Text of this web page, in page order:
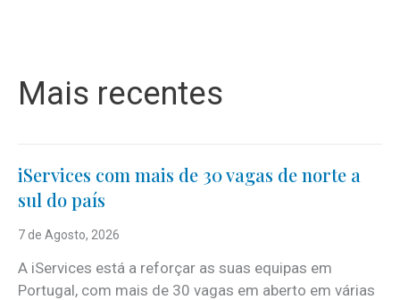
Mais recentes
iServices com mais de 30 vagas de norte a
sul do país
7 de Agosto, 2026
A iServices está a reforçar as suas equipas em
Portugal, com mais de 30 vagas em aberto em várias